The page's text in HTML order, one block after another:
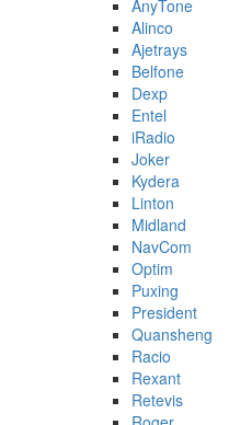
AnyTone
Alinco
Ajetrays
Belfone
Dexp
Entel
iRadio
Joker
Kydera
Linton
Midland
NavCom
Optim
Puxing
President
Quansheng
Racio
Rexant
Retevis